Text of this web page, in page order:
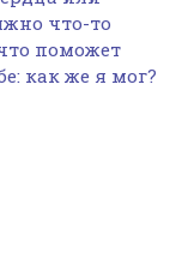
что-то
поможет
как же я мог?